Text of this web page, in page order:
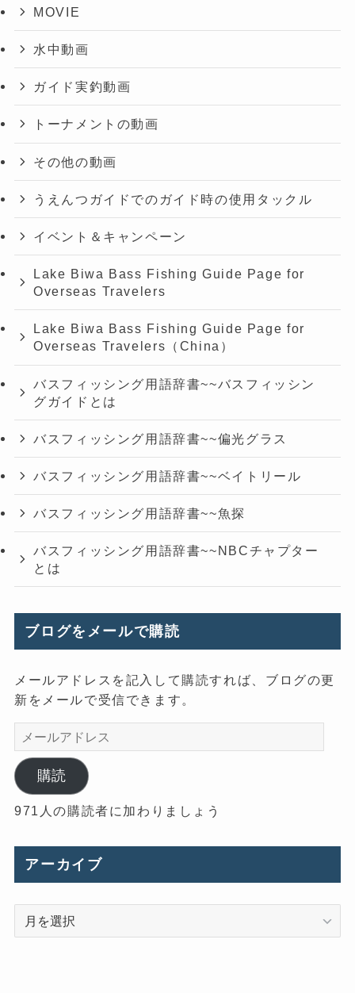
MOVIE
水中動画
ガイド実釣動画
トーナメントの動画
その他の動画
うえんつガイドでのガイド時の使用タックル
イベント＆キャンペーン
Lake Biwa Bass Fishing Guide Page for
Overseas Travelers
Lake Biwa Bass Fishing Guide Page for
Overseas Travelers（China）
バスフィッシング用語辞書~~バスフィッシン
グガイドとは
バスフィッシング用語辞書~~偏光グラス
バスフィッシング用語辞書~~ベイトリール
バスフィッシング用語辞書~~魚探
バスフィッシング用語辞書~~NBCチャプター
とは
ブログをメールで購読
メールアドレスを記入して購読すれば、ブログの更
新をメールで受信できます。
ー
ル
ア
ド
ス
購読
971人の購読者に加わりましょう
アーカイブ